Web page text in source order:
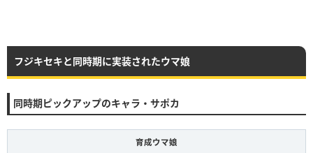
フジキセキと同時期に実装されたウマ娘
同時期ピックアップのキャラ・サポカ
育成ウマ娘